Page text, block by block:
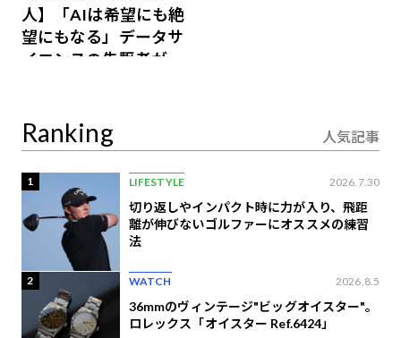
人】「AIは希望にも絶
望にもなる」データサ
イエンスの先駆者が語
Ranking 人気記事
1 LIFESTYLE 2026.7.30
切り返しやインパクト時に力が入り、飛距
離が伸びないゴルファーにオススメの練習
法
2 WATCH 2026.8.5
36mmのヴィンテージ"ビッグオイスター"。
ロレックス「オイスター Ref.6424」